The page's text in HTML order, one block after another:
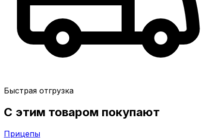
Быстрая отгрузка
С этим товаром покупают
Прицепы